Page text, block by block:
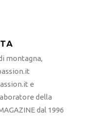
montagna,
e
della
dal 1996